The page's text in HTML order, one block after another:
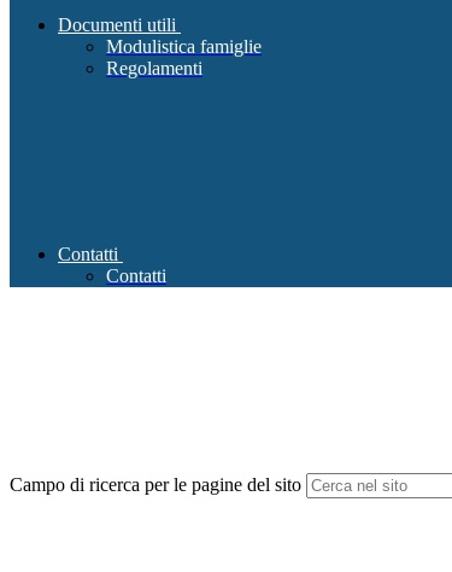
Documenti utili
Modulistica famiglie
Regolamenti
Contatti
Contatti
Campo di ricerca per le pagine del sito